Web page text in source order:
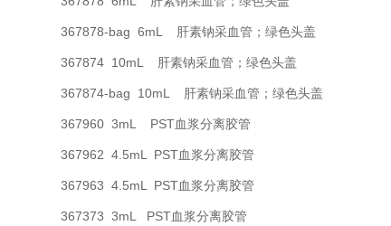
367878-bag 6mL 肝素钠采血管；绿色头盖
367874 10mL 肝素钠采血管；绿色头盖
367874-bag 10mL 肝素钠采血管；绿色头盖
367960 3mL PST血浆分离胶管
367962 4.5mL PST血浆分离胶管
367963 4.5mL PST血浆分离胶管
367373 3mL PST血浆分离胶管